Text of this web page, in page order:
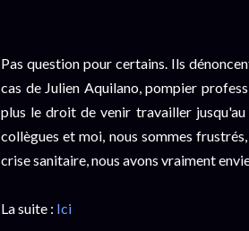
Pas question pour certains. Ils
cas de Julien Aquilano, pompier
plus le droit de venir travailler
collègues et moi, nous sommes
crise sanitaire, nous avons vraiment
La suite : Ici